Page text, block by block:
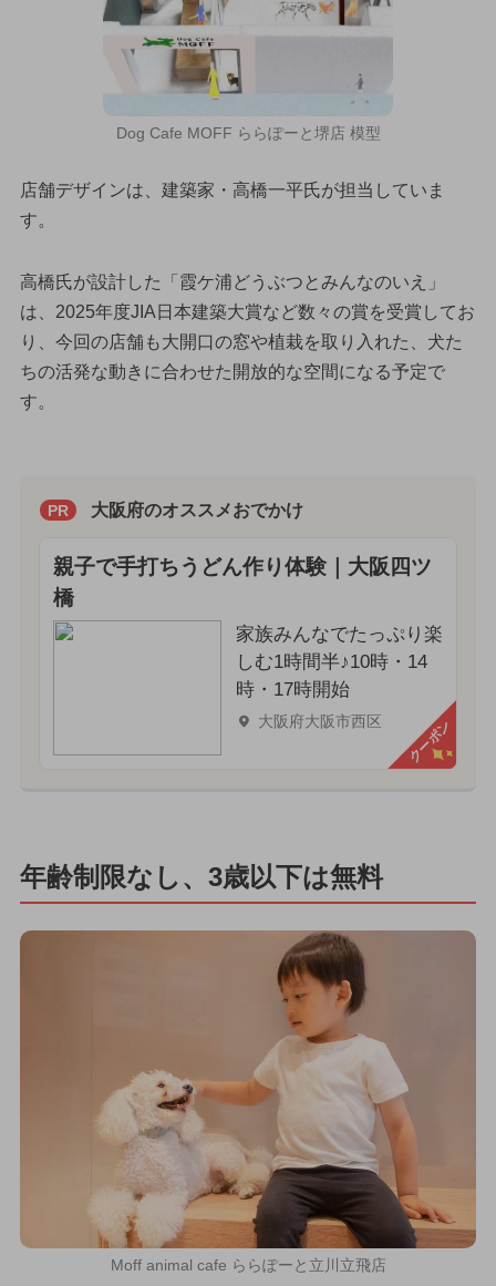
Dog Cafe MOFF ららぽーと堺店 模型
店舗デザインは、建築家・高橋一平氏が担当していま
す。
高橋氏が設計した「霞ケ浦どうぶつとみんなのいえ」
は、2025年度JIA日本建築大賞など数々の賞を受賞してお
り、今回の店舗も大開口の窓や植栽を取り入れた、犬た
ちの活発な動きに合わせた開放的な空間になる予定で
す。
PR 大阪府のオススメおでかけ
親子で手打ちうどん作り体験｜大阪四ツ
橋
家族みんなでたっぷり楽
しむ1時間半♪10時・14
時・17時開始
大阪府大阪市西区 クーポン
年齢制限なし、3歳以下は無料
Moff animal cafe ららぽーと立川立飛店